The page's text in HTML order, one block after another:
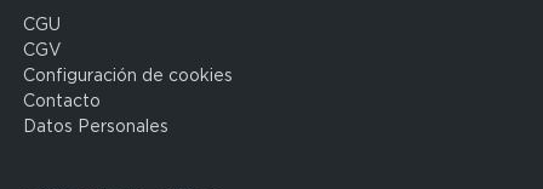
Domain
menu
for
FP
Espagne
CGU
CGV
Configuración de cookies
Contacto
Datos Personales